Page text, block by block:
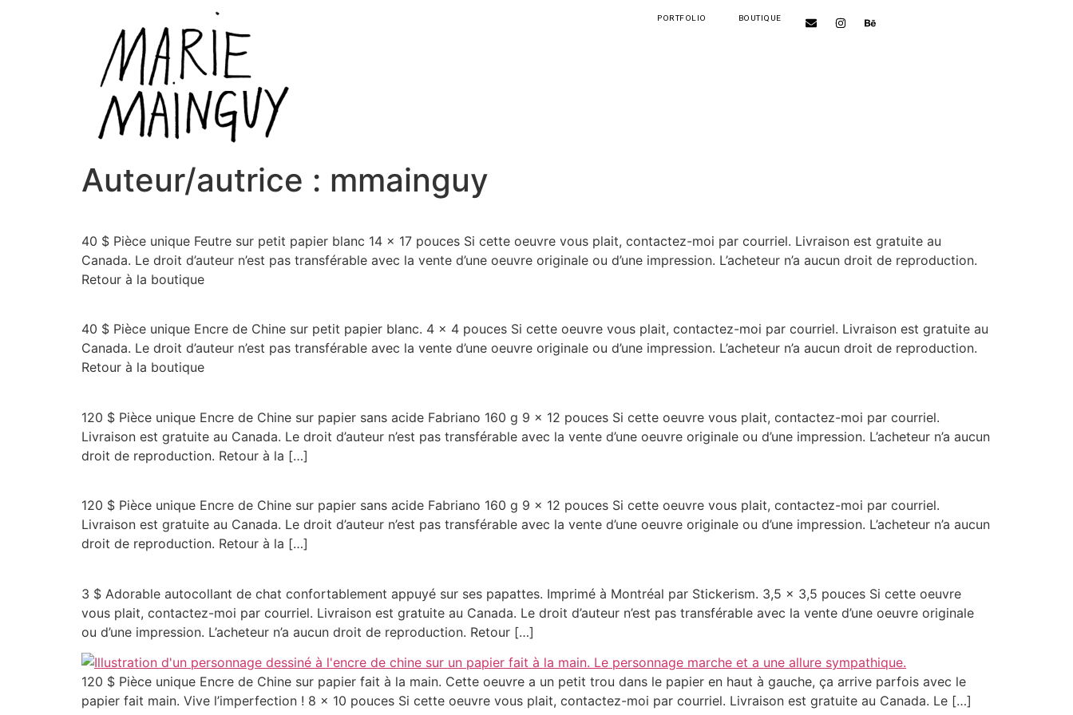
PORTFOLIO BOUTIQUE
Auteur/autrice : mmainguy
40 $ Pièce unique Feutre sur petit papier blanc 14 x 17 pouces Si cette oeuvre vous plait, contactez-moi par courriel. Livraison est gratuite au
Canada. Le droit d’auteur n’est pas transférable avec la vente d’une oeuvre originale ou d’une impression. L’acheteur n’a aucun droit de reproduction.
Retour à la boutique
40 $ Pièce unique Encre de Chine sur petit papier blanc. 4 x 4 pouces Si cette oeuvre vous plait, contactez-moi par courriel. Livraison est gratuite au
Canada. Le droit d’auteur n’est pas transférable avec la vente d’une oeuvre originale ou d’une impression. L’acheteur n’a aucun droit de reproduction.
Retour à la boutique
120 $ Pièce unique Encre de Chine sur papier sans acide Fabriano 160 g 9 x 12 pouces Si cette oeuvre vous plait, contactez-moi par courriel.
Livraison est gratuite au Canada. Le droit d’auteur n’est pas transférable avec la vente d’une oeuvre originale ou d’une impression. L’acheteur n’a aucun
droit de reproduction. Retour à la […]
120 $ Pièce unique Encre de Chine sur papier sans acide Fabriano 160 g 9 x 12 pouces Si cette oeuvre vous plait, contactez-moi par courriel.
Livraison est gratuite au Canada. Le droit d’auteur n’est pas transférable avec la vente d’une oeuvre originale ou d’une impression. L’acheteur n’a aucun
droit de reproduction. Retour à la […]
3 $ Adorable autocollant de chat confortablement appuyé sur ses papattes. Imprimé à Montréal par Stickerism. 3,5 x 3,5 pouces Si cette oeuvre
vous plait, contactez-moi par courriel. Livraison est gratuite au Canada. Le droit d’auteur n’est pas transférable avec la vente d’une oeuvre originale
ou d’une impression. L’acheteur n’a aucun droit de reproduction. Retour […]
120 $ Pièce unique Encre de Chine sur papier fait à la main. Cette oeuvre a un petit trou dans le papier en haut à gauche, ça arrive parfois avec le
papier fait main. Vive l’imperfection ! 8 x 10 pouces Si cette oeuvre vous plait, contactez-moi par courriel. Livraison est gratuite au Canada. Le […]